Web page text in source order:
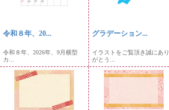
令和８年、20...
令和８年、2026年、9月横型
カ...
グラデーション...
イラストをご覧頂き誠にあり
がとう...